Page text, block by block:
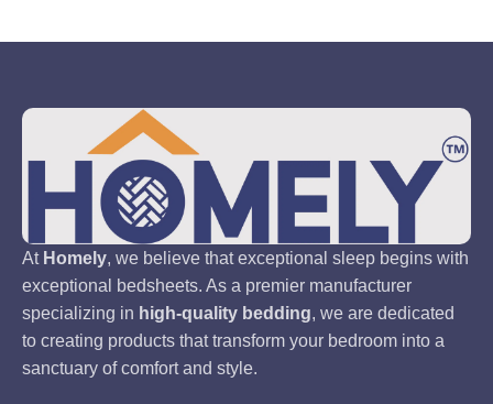
At Homely, we believe that exceptional sleep begins with
exceptional bedsheets. As a premier manufacturer
specializing in high-quality bedding, we are dedicated
to creating products that transform your bedroom into a
sanctuary of comfort and style.